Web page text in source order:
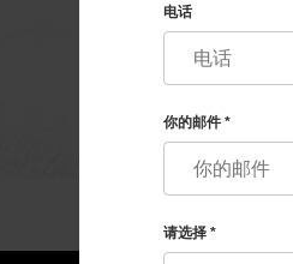
电话
你的邮件 *
请选择 *